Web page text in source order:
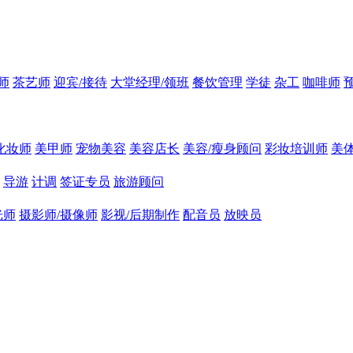
茶艺师 迎宾/接待 大堂经理/领班 餐饮管理 学徒 杂工 咖啡师
妆师 美甲师 宠物美容 美容店长 美容/瘦身顾问 彩妆培训师 美
导游 计调 签证专员 旅游顾问
师 摄影师/摄像师 影视/后期制作 配音员 放映员